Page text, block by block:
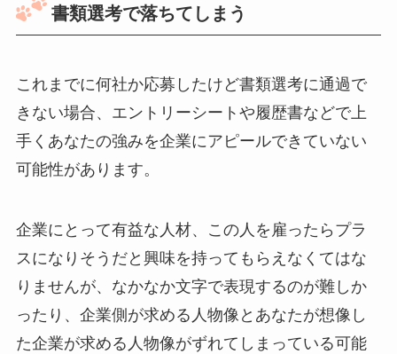
書類選考で落ちてしまう
これまでに何社か応募したけど書類選考に通過で
きない場合、エントリーシートや履歴書などで上
手くあなたの強みを企業にアピールできていない
可能性があります。
企業にとって有益な人材、この人を雇ったらプラ
スになりそうだと興味を持ってもらえなくてはな
りませんが、なかなか文字で表現するのが難しか
ったり、企業側が求める人物像とあなたが想像し
た企業が求める人物像がずれてしまっている可能